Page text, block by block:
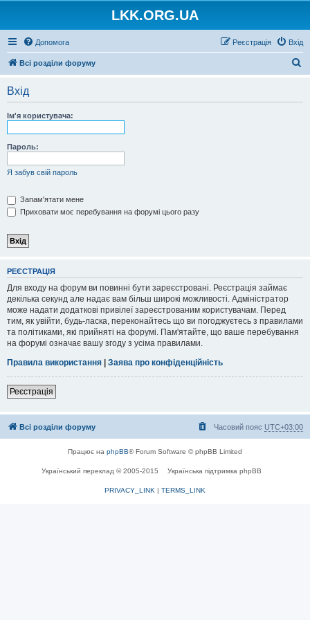
LKK.ORG.UA
Допомога Вхід
Реєстрація
Всі розділи форуму
Вхід
Ім'я користувача:
Пароль:
Я забув свій пароль
Запам'ятати мене
Приховати моє перебування на форумі цього разу
РЕЄСТРАЦІЯ
Для входу на форум ви повинні бути зареєстровані. Реєстрація займає
декілька секунд але надає вам більш широкі можливості. Адміністратор
може надати додаткові привілеї зареєстрованим користувачам. Перед
тим, як увійти, будь-ласка, переконайтесь що ви погоджуєтесь з правилами
та політиками, які прийняті на форумі. Пам'ятайте, що ваше перебування
на форумі означає вашу згоду з усіма правилами.
Правила використання | Заява про конфіденційність
Реєстрація
Всі розділи форуму Часовий пояс UTC+03:00
Працює на phpBB® Forum Software © phpBB Limited
Український переклад © 2005-2015 Українська підтримка phpBB
PRIVACY_LINK | TERMS_LINK